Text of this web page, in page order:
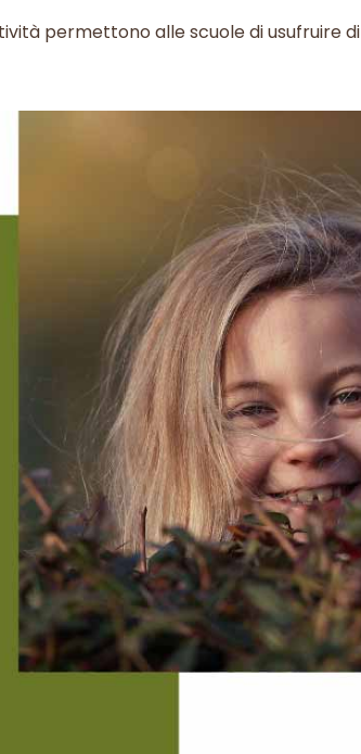
permettono alle scuole di usufruire di